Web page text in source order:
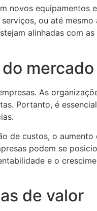
novos equipamentos
ou até
alinhadas com
mercado
As
Portanto, é
de custos, o
podem se
e o
de valor